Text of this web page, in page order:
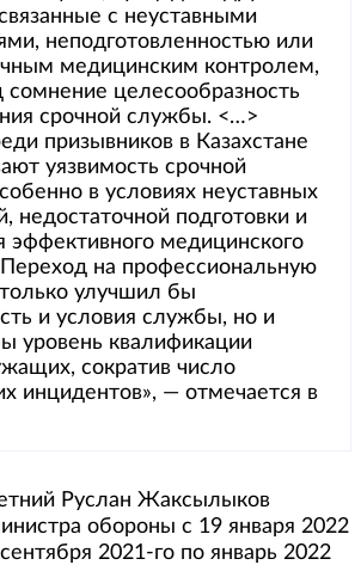
с неуставными
неподготовленностью или
медицинским контролем,
сомнение целесообразность
срочной службы. <…>
призывников в Казахстане
уязвимость срочной
в условиях неуставных
недостаточной подготовки и
эффективного медицинского
на профессиональную
улучшил бы
и условия службы, но и
уровень квалификации
сократив число
инцидентов», — отмечается в
Руслан Жаксылыков
обороны с 19 января 2022
2021-го по январь 2022